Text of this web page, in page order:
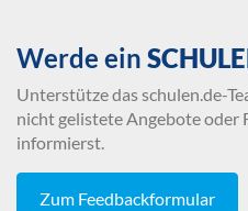
Werde ein
Unterstütze das schulen.de-
nicht gelistete Angebote oder
informierst.
Zum Feedbackformular